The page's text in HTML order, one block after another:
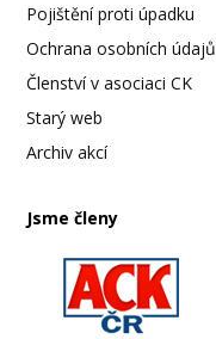
Pojištění proti úpadku
Ochrana osobních údajů
Členství v asociaci CK
Starý web
Archiv akcí
Jsme členy